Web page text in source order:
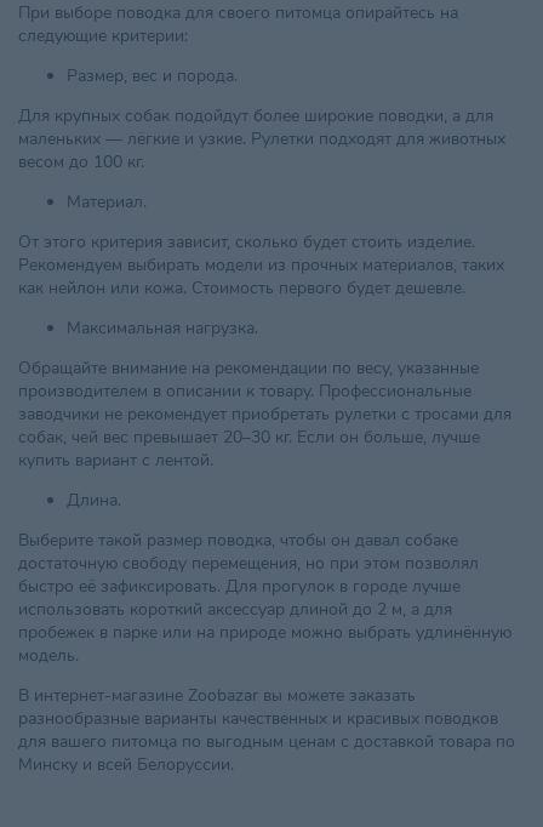
При выборе поводка для своего питомца опирайтесь на
следующие критерии:
Размер, вес и порода.
Для крупных собак подойдут более широкие поводки, а для
маленьких — лёгкие и узкие. Рулетки подходят для животных
весом до 100 кг.
Материал.
От этого критерия зависит, сколько будет стоить изделие.
Рекомендуем выбирать модели из прочных материалов, таких
как нейлон или кожа. Стоимость первого будет дешевле.
Максимальная нагрузка.
Обращайте внимание на рекомендации по весу, указанные
производителем в описании к товару. Профессиональные
заводчики не рекомендует приобретать рулетки с тросами для
собак, чей вес превышает 20–30 кг. Если он больше, лучше
купить вариант с лентой.
Длина.
Выберите такой размер поводка, чтобы он давал собаке
достаточную свободу перемещения, но при этом позволял
быстро её зафиксировать. Для прогулок в городе лучше
использовать короткий аксессуар длиной до 2 м, а для
пробежек в парке или на природе можно выбрать удлинённую
модель.
В интернет-магазине Zoobazar вы можете заказать
разнообразные варианты качественных и красивых поводков
для вашего питомца по выгодным ценам с доставкой товара по
Минску и всей Белоруссии.